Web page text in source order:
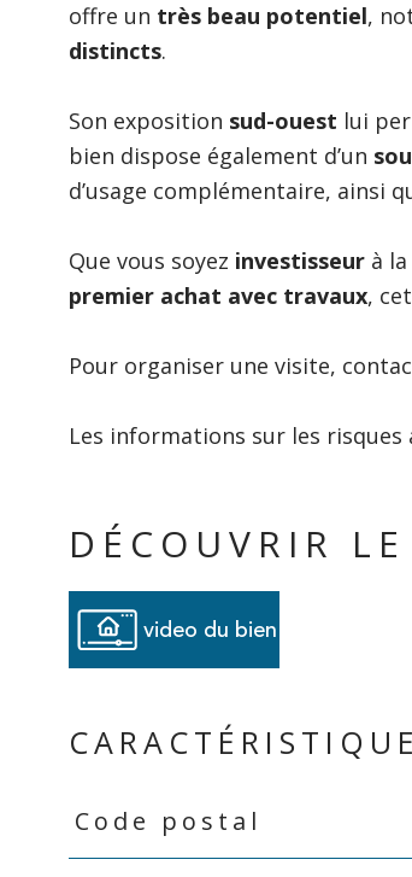
offre un très beau potentiel,
distincts.
Son exposition sud-ouest lui
bien dispose également d’un
d’usage complémentaire, ainsi
Que vous soyez investisseur à
premier achat avec travaux,
Pour organiser une visite,
Les informations sur les
DÉCOUVRIR
video du bien
Caractéristiques Valeurs
Code postal